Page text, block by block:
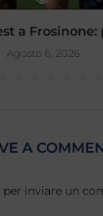
a Frosinone:
Agosto 6, 2026
A
per inviare un